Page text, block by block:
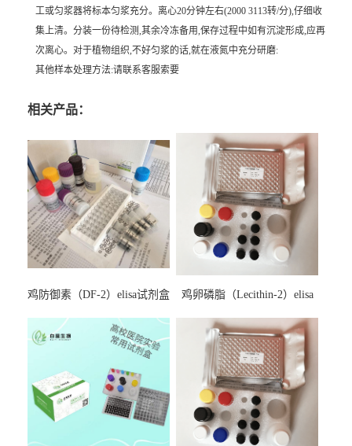
工或匀浆器将标本匀浆充分。离心20分钟左右(2000 3113转/分),仔细收
集上清。分装一份待检测,其余冷冻备用,保存过程中如有沉淀形成,应再
次离心。对于植物组织,不好匀浆的话,就在液氮中充分研磨:
其他样本处理方法:请联系客服索要
相关产品：
鸡防御素（DF-2）elisa试剂盒
鸡卵磷脂（Lecithin-2）elisa